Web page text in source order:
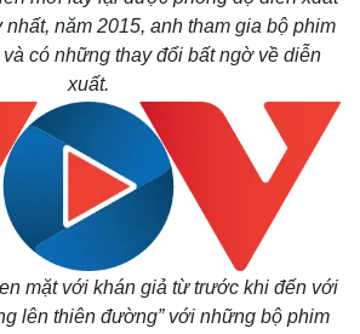
Giá vàng
Tiêu dùng
Chứng khoán
Giá cà phê
nhất, năm 2015, anh tham gia bộ phim
và có những thay đổi bất ngờ về diễn
xuất.
mặt với khán giả từ trước khi đến với
lên thiên đường” với những bộ phim